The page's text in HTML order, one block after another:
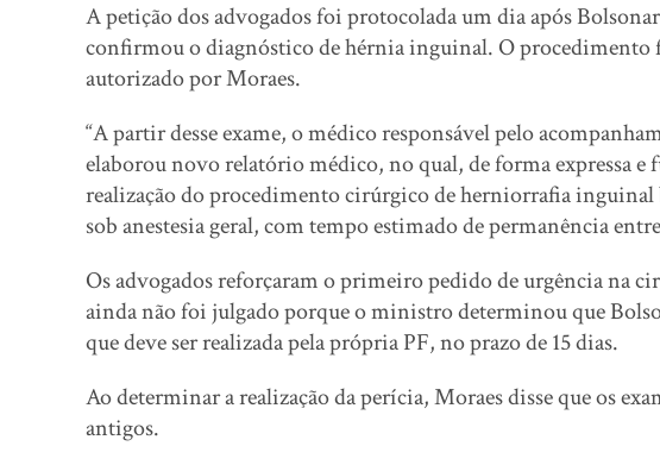
A petição dos advogados foi protocolada um dia após
confirmou o diagnóstico de hérnia inguinal. O
autorizado por Moraes.
“A partir desse exame, o médico responsável pelo
elaborou novo relatório médico, no qual, de forma expressa e
realização do procedimento cirúrgico de herniorrafia
sob anestesia geral, com tempo estimado de permanência
Os advogados reforçaram o primeiro pedido de urgência na
ainda não foi julgado porque o ministro determinou que
que deve ser realizada pela própria PF, no prazo de 15 dias.
Ao determinar a realização da perícia, Moraes disse que os
antigos.